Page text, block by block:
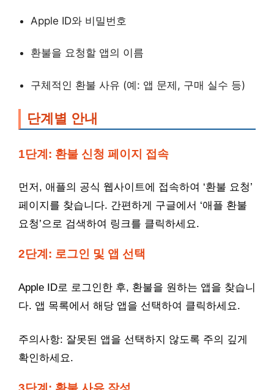
Apple ID와 비밀번호
환불을 요청할 앱의 이름
구체적인 환불 사유 (예: 앱 문제, 구매 실수 등)
단계별 안내
1단계: 환불 신청 페이지 접속
먼저, 애플의 공식 웹사이트에 접속하여 ‘환불 요청’
페이지를 찾습니다. 간편하게 구글에서 ‘애플 환불
요청’으로 검색하여 링크를 클릭하세요.
2단계: 로그인 및 앱 선택
Apple ID로 로그인한 후, 환불을 원하는 앱을 찾습니
다. 앱 목록에서 해당 앱을 선택하여 클릭하세요.
주의사항: 잘못된 앱을 선택하지 않도록 주의 깊게
확인하세요.